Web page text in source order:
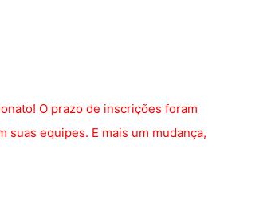
O prazo de inscrições foram
suas equipes. E mais um mudança,